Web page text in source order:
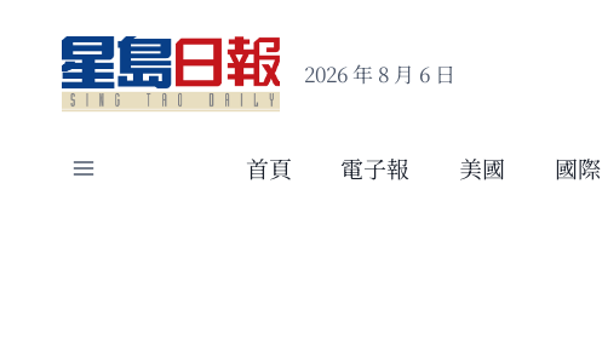
content
2026 年 8 月 6 日
首頁 電子報 美國 國際